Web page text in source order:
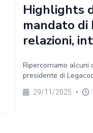
Highlights
mandato di
relazioni,
Ripercorriamo alcuni
presidente di
29/11/2025 •